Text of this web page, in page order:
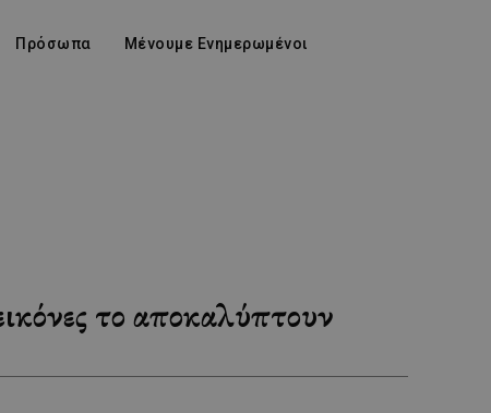
Πρόσωπα Μένουμε Ενημερωμένοι
το αποκαλύπτουν